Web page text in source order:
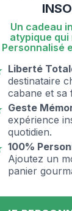
Un cadeau
atypique
Personnalisé
Liberté
destinataire
cabane et sa
Geste
expérience
quotidien.
100%
Ajoutez un
panier